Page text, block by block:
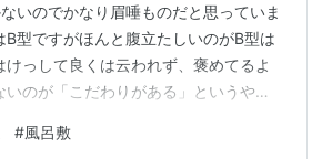
いのでかなり眉唾ものだと思っていま
B型ですがほんと腹立たしいのがB型は
けっして良くは云われず、褒めてるよ
いのが「こだわりがある」というやつ
て、文具売場などでそれが有ったら
#風呂敷